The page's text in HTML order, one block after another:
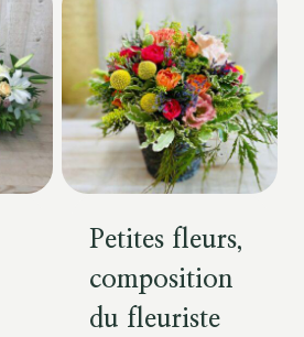
Petites fleurs,
composition
du fleuriste